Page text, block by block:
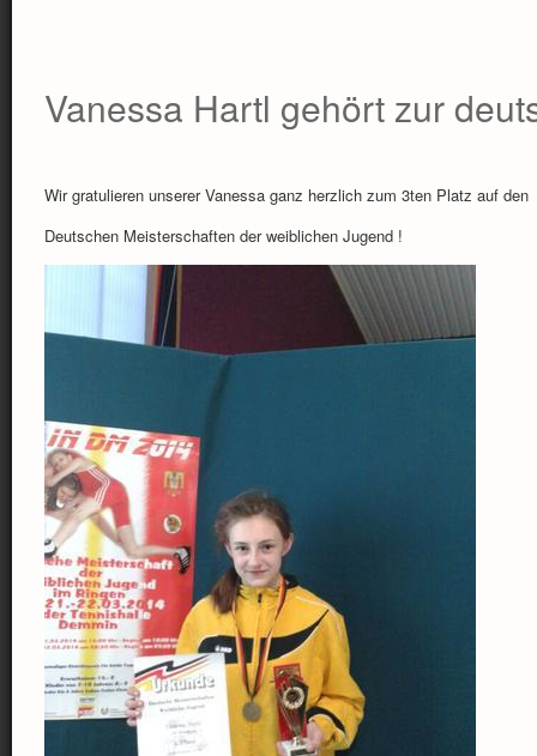
Vanessa Hartl gehört zur
Wir gratulieren unserer Vanessa ganz herzlich zum 3ten Platz auf den
Deutschen Meisterschaften der weiblichen Jugend !